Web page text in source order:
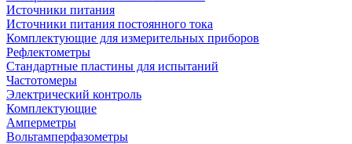
Источники питания
Источники питания постоянного тока
Комплектующие для измерительных приборов
Рефлектометры
Стандартные пластины для испытаний
Частотомеры
Электрический контроль
Комплектующие
Амперметры
Вольтамперфазометры